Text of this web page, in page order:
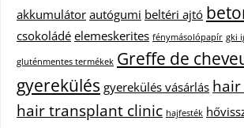
akkumulátor autógumi beltéri ajtó
csokoládé elemeskerites fénymásolópapír gki
gluténmentes termékek Greffe de
gyerekülés gyerekülés vásárlás
hair transplant clinic hajfesték